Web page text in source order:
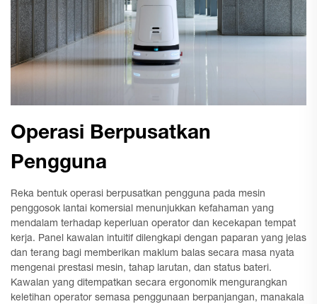
Operasi Berpusatkan
Pengguna
Reka bentuk operasi berpusatkan pengguna pada mesin
penggosok lantai komersial menunjukkan kefahaman yang
mendalam terhadap keperluan operator dan kecekapan tempat
kerja. Panel kawalan intuitif dilengkapi dengan paparan yang jelas
dan terang bagi memberikan maklum balas secara masa nyata
mengenai prestasi mesin, tahap larutan, dan status bateri.
Kawalan yang ditempatkan secara ergonomik mengurangkan
keletihan operator semasa penggunaan berpanjangan, manakala